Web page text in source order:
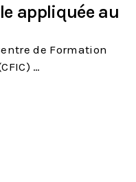
appliquée au
de Formation
…